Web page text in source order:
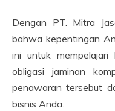
Dengan PT. Mitra
bahwa kepentingan
ini untuk
obligasi jaminan
penawaran tersebut
bisnis Anda.